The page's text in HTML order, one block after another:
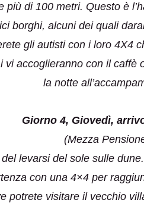
di 100 metri. Questo è
borghi, alcuni dei quali
gli autisti con i loro 4X4
vi accoglieranno con il
la notte
Giorno 4, Giovedì,
(Mezza
levarsi del sole sulle
con una 4×4 per
potrete visitare il vecchio